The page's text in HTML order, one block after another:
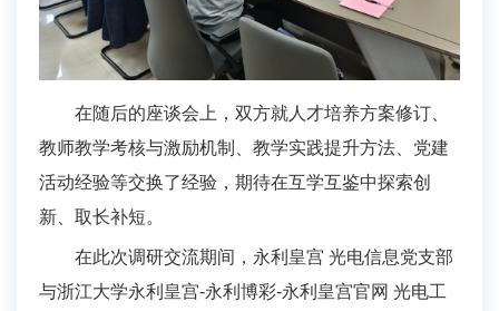
在随后的座谈会上，双方就人才培养方案修订、
教师教学考核与激励机制、教学实践提升方法、党建
活动经验等交换了经验，期待在互学互鉴中探索创
新、取长补短。
在此次调研交流期间，永利皇宫 光电信息党支部
与浙江大学永利皇宫-永利博彩-永利皇宫官网 光电工